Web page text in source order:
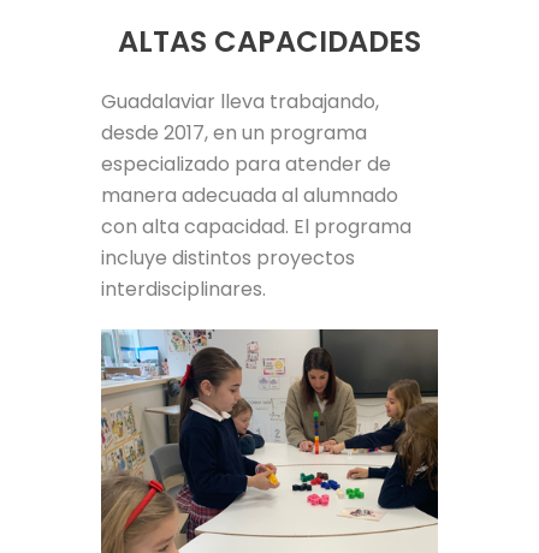
ALTAS CAPACIDADES
Guadalaviar lleva trabajando,
desde 2017, en un programa
especializado para atender de
manera adecuada al alumnado
con alta capacidad. El programa
incluye distintos proyectos
interdisciplinares.